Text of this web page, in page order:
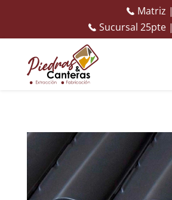
Matriz |
Sucursal 25pte |